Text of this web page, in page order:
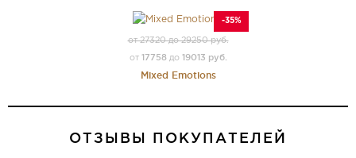
-35%
от 27320 до 29250 руб.
от 17758до 19013 руб.
Mixed Emotions
ОТЗЫВЫ ПОКУПАТЕЛЕЙ